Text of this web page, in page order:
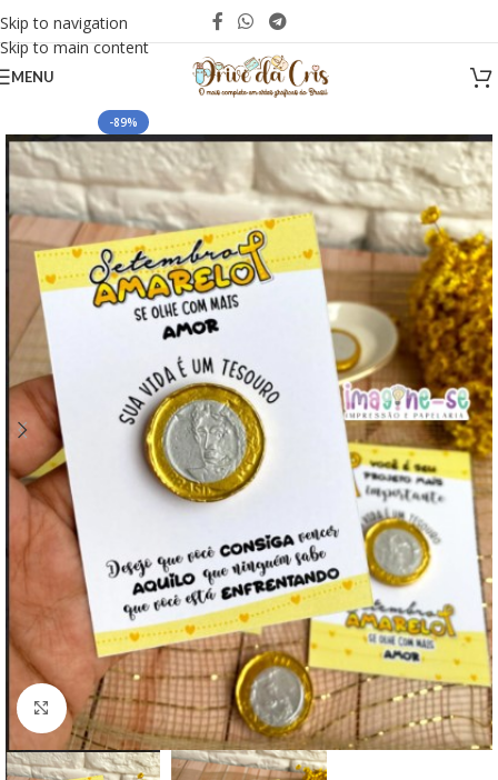
Skip to navigation
Skip to main content
MENU
-89%
Click to enlarge